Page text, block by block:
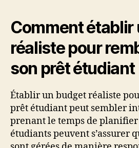
Comment établir
réaliste pour
son prêt étudiant
Établir un budget réaliste
prêt étudiant peut sembler
prenant le temps de planifier
étudiants peuvent s’assurer